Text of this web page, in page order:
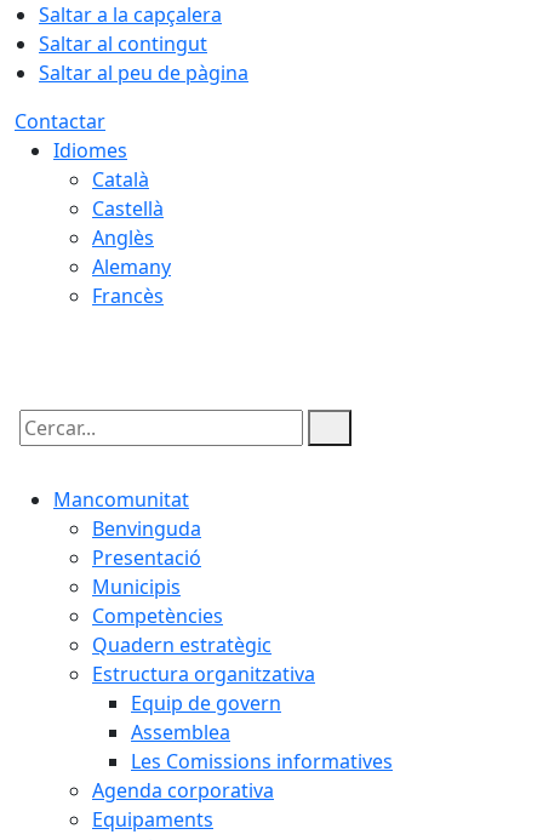
Saltar a la capçalera
Saltar al contingut
Saltar al peu de pàgina
Contactar
Idiomes
Català
Castellà
Anglès
Alemany
Francès
Cercar:
Mancomunitat
Benvinguda
Presentació
Municipis
Competències
Quadern estratègic
Estructura organitzativa
Equip de govern
Assemblea
Les Comissions informatives
Agenda corporativa
Equipaments